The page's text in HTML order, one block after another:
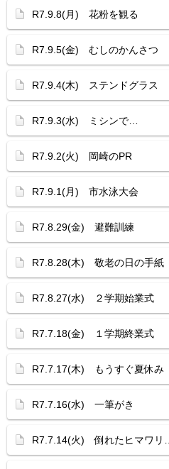
R7.9.8(月) 花粉を観る
R7.9.5(金) むしのかんさつ
R7.9.4(木) ステンドグラス
R7.9.3(水) ミシンで…
R7.9.2(火) 岡崎のPR
R7.9.1(月) 市水泳大会
R7.8.29(金) 避難訓練
R7.8.28(木) 敬老の日の手紙
R7.8.27(水) ２学期始業式
R7.7.18(金) １学期終業式
R7.7.17(木) もうすぐ夏休み
R7.7.16(水) 一筆がき
R7.7.14(火) 倒れたヒマワリ…